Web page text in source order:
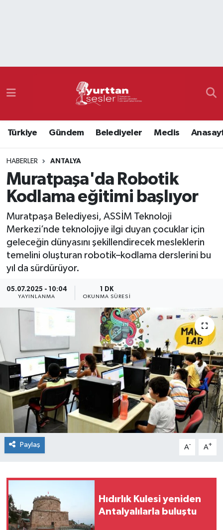
Türkiye Gündem Belediyeler Meclis
HABERLER ANTALYA
Muratpaşa'da Robotik
Kodlama eğitimi başlıyor
Muratpaşa Belediyesi, ASSİM Teknoloji
Merkezi’nde teknolojiye ilgi duyan çocuklar için
geleceğin dünyasını şekillendirecek mesleklerin
temelini oluşturan robotik–kodlama derslerini bu
yıl da sürdürüyor.
05.07.2025 - 10:04
YAYINLANMA
1 DK
OKUNMA SÜRESI
Paylaş A- A+
Hıdırlık Kulesi yeniden
Antalyalılarla buluştu
Namaz Vakitleri
Süper Lig Puan Durumu ve Fikstür
Tüm Manşetler
Son Dakika Haberleri
Haber Arşivi